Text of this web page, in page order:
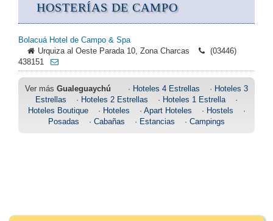
HOSTERÍAS DE CAMPO
Bolacuá Hotel de Campo & Spa
Urquiza al Oeste Parada 10, Zona Charcas
(03446)
438151
Ver más Gualeguaychú · Hoteles 4 Estrellas · Hoteles 3
Estrellas · Hoteles 2 Estrellas · Hoteles 1 Estrella·
Hoteles Boutique· Hoteles · Apart Hoteles · Hostels ·
Posadas · Cabañas · Estancias · Campings